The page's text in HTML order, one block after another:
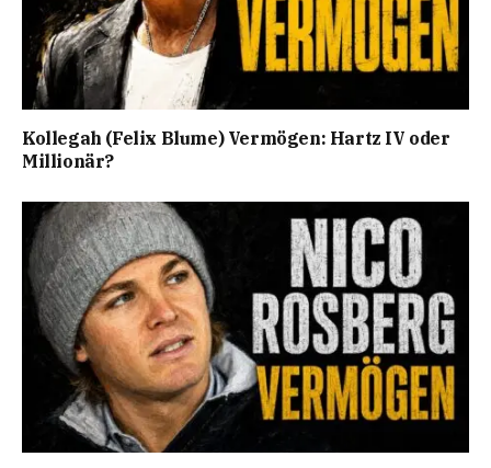
Kollegah (Felix Blume) Vermögen: Hartz IV oder
Millionär?